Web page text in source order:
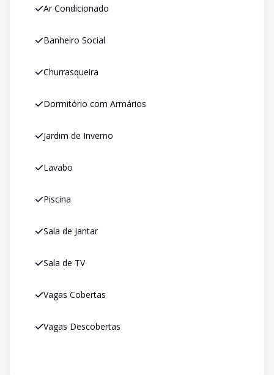
Ar Condicionado
Banheiro Social
Churrasqueira
Dormitório com Armários
Jardim de Inverno
Lavabo
Piscina
Sala de Jantar
Sala de TV
Vagas Cobertas
Vagas Descobertas